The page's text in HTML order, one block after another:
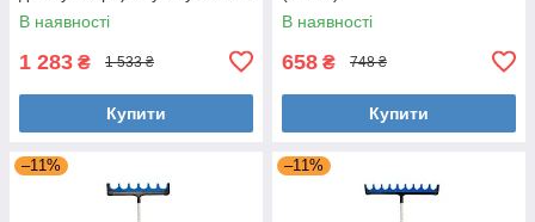
(2-2-2)
В наявності
1 283 ₴ 1 533 ₴
Купити
В наявності
658 ₴ 748 ₴
Купити
–11% –11%